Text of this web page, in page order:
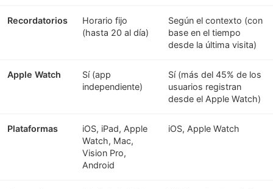
Recordatorios
Horario fijo
(hasta 20 al día)
Según el contexto (con
base en el tiempo
desde la última visita)
Apple Watch
Sí (app
independiente)
Sí (más del 45% de los
usuarios registran
desde el Apple Watch)
Plataformas
iOS, iPad, Apple
Watch, Mac,
Vision Pro,
Android
iOS, Apple Watch